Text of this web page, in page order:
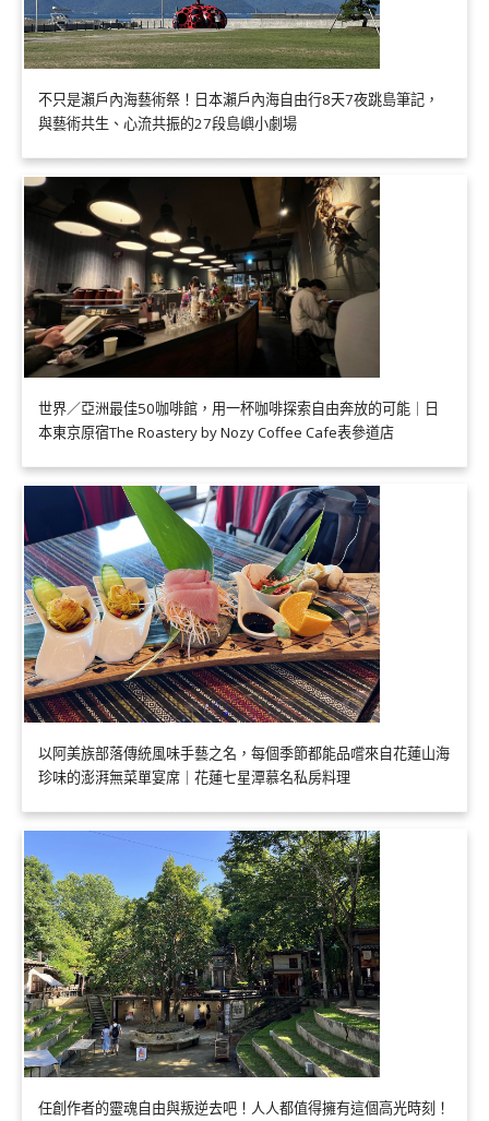
不只是瀨戶內海藝術祭！日本瀨戶內海自由行8天7夜跳島筆記，
與藝術共生、心流共振的27段島嶼小劇場
世界／亞洲最佳50咖啡館，用一杯咖啡探索自由奔放的可能｜日
本東京原宿The Roastery by Nozy Coffee Cafe表參道店
以阿美族部落傳統風味手藝之名，每個季節都能品嚐來自花蓮山海
珍味的澎湃無菜單宴席｜花蓮七星潭慕名私房料理
任創作者的靈魂自由與叛逆去吧！人人都值得擁有這個高光時刻！